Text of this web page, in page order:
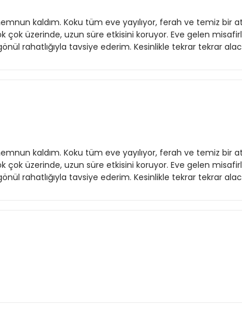
kaldım. Koku tüm eve yayılıyor, ferah ve temiz bir
çok üzerinde, uzun süre etkisini koruyor. Eve gelen
rahatlığıyla tavsiye ederim. Kesinlikle tekrar tekrar
kaldım. Koku tüm eve yayılıyor, ferah ve temiz bir
çok üzerinde, uzun süre etkisini koruyor. Eve gelen
rahatlığıyla tavsiye ederim. Kesinlikle tekrar tekrar